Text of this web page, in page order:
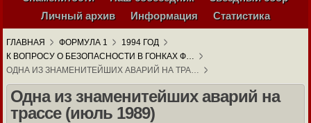
Личный архив
Информация Статистика
ГЛАВНАЯ ФОРМУЛА 1
1994 ГОД
К ВОПРОСУ О БЕЗОПАСНОСТИ В ГОНКАХ Ф…
ОДНА ИЗ ЗНАМЕНИТЕЙШИХ АВАРИЙ НА ТРА…
Одна из знаменитейших аварий на
трассе (июль 1989)